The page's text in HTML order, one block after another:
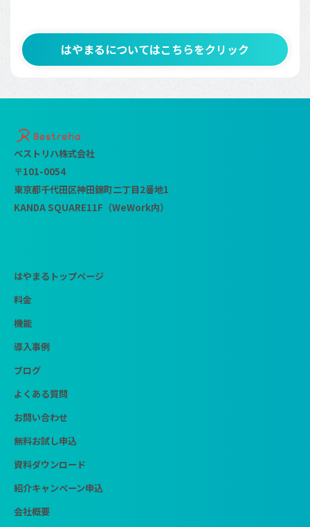
はやまるについてはこちらをクリック
ベストリハ株式会社
〒101-0054
東京都千代田区神田錦町二丁目2番地1
KANDA SQUARE11F（WeWork内）
はやまるトップページ
料金
機能
導入事例
ブログ
よくある質問
お問い合わせ
無料お試し申込
資料ダウンロード
紹介キャンペーン申込
会社概要